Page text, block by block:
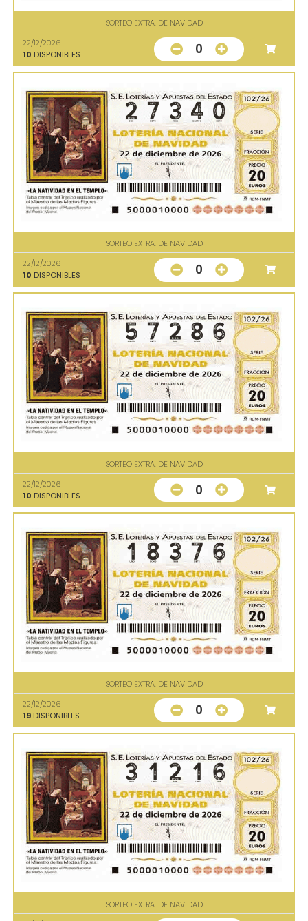
SORTEO EXTRA. DE NAVIDAD
22/12/2026
10 DISPONIBLES 0
SORTEO EXTRA. DE NAVIDAD
22/12/2026
10 DISPONIBLES 0
SORTEO EXTRA. DE NAVIDAD
22/12/2026
10 DISPONIBLES 0
SORTEO EXTRA. DE NAVIDAD
22/12/2026
19 DISPONIBLES 0
SORTEO EXTRA. DE NAVIDAD